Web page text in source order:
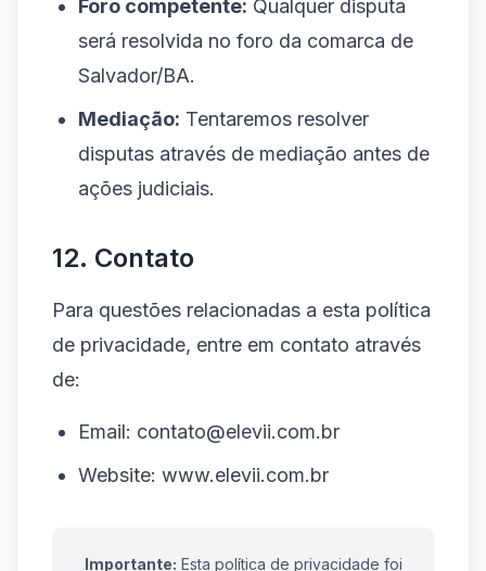
Foro competente: Qualquer disputa
será resolvida no foro da comarca de
Salvador/BA.
Mediação: Tentaremos resolver
disputas através de mediação antes de
ações judiciais.
12. Contato
Para questões relacionadas a esta política
de privacidade, entre em contato através
de:
Email: contato@elevii.com.br
Website: www.elevii.com.br
Importante: Esta política de privacidade foi